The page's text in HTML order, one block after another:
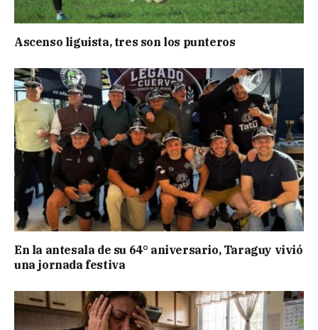
Ascenso liguista, tres son los punteros
En la antesala de su 64° aniversario, Taraguy vivió
una jornada festiva